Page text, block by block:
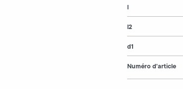
l
l2
d1
Numéro d'article